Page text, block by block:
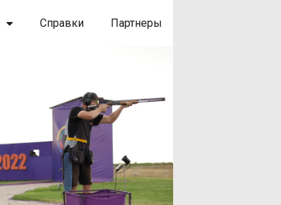
Справки Партнеры